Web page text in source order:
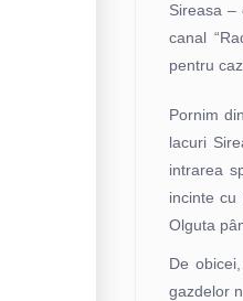
Sireasa –
canal
pentru
Pornim
lacuri
intrarea
incinte cu
Olguta
De
gazdelor